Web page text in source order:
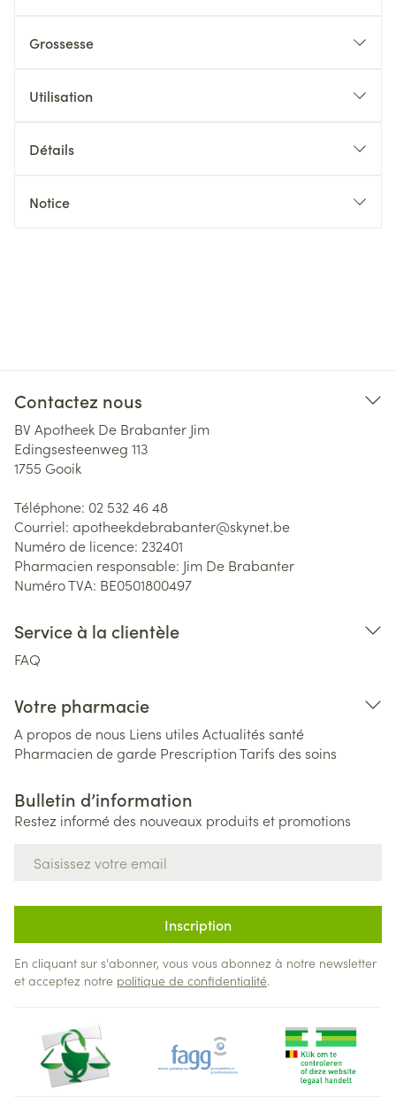
Grossesse
Utilisation
Détails
Notice
Contactez nous
BV Apotheek De Brabanter Jim
Edingsesteenweg 113
1755 Gooik
Téléphone: 02 532 46 48
Courriel: apotheekdebrabanter@skynet.be
Numéro de licence: 232401
Pharmacien responsable: Jim De Brabanter
Numéro TVA: BE0501800497
Service à la clientèle
FAQ
Votre pharmacie
A propos de nous Liens utiles Actualités santé
Pharmacien de garde PrescriptionTarifs des soins
Bulletin d’information
Restez informé des nouveaux produits et promotions
Inscription
En cliquant sur s'abonner, vous vous abonnez à notre newsletter
et acceptez notre politique de confidentialité.